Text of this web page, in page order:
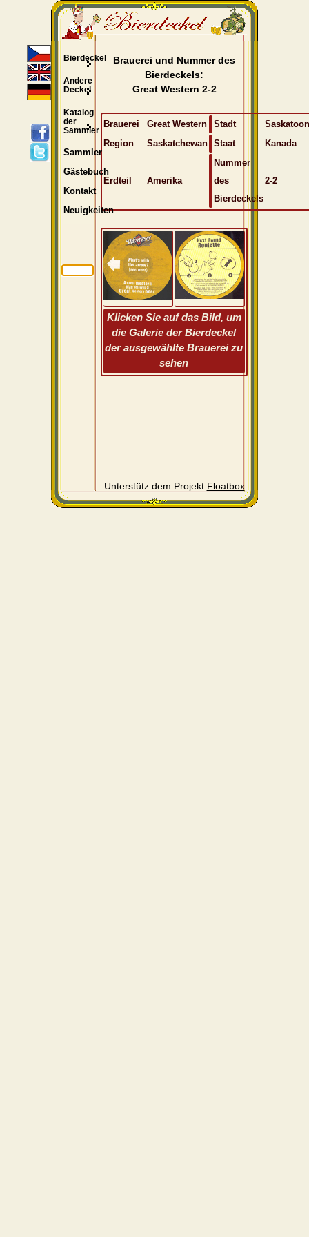
Brauerei und Nummer des
Bierdeckels:
Great Western 2-2
Brauerei Great Western Stadt
Saskatoon
Region
Saskatchewan Staat Kanada
Erdteil Amerika
Nummer
des
Bierdeckels
2-2
Klicken Sie auf das Bild, um
die Galerie der Bierdeckel
der ausgewählte Brauerei zu
sehen
Unterstütz dem Projekt Floatbox
Bierdeckel
Andere
Deckel
Katalog
der
Sammler
Sammler
Gästebuch
Kontakt
Neuigkeiten